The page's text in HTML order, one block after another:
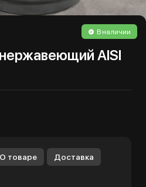
В наличии
AISI
О товаре Доставка